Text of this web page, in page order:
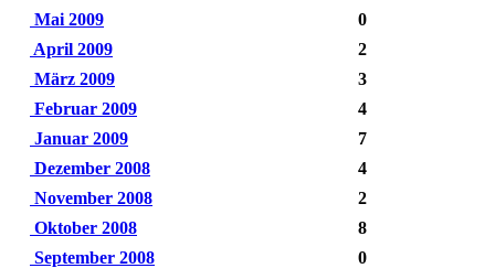
Mai 2009
0
April 2009
2
März 2009
3
Februar 2009
4
Januar 2009
7
Dezember 2008
4
November 2008
2
Oktober 2008
8
September 2008
0